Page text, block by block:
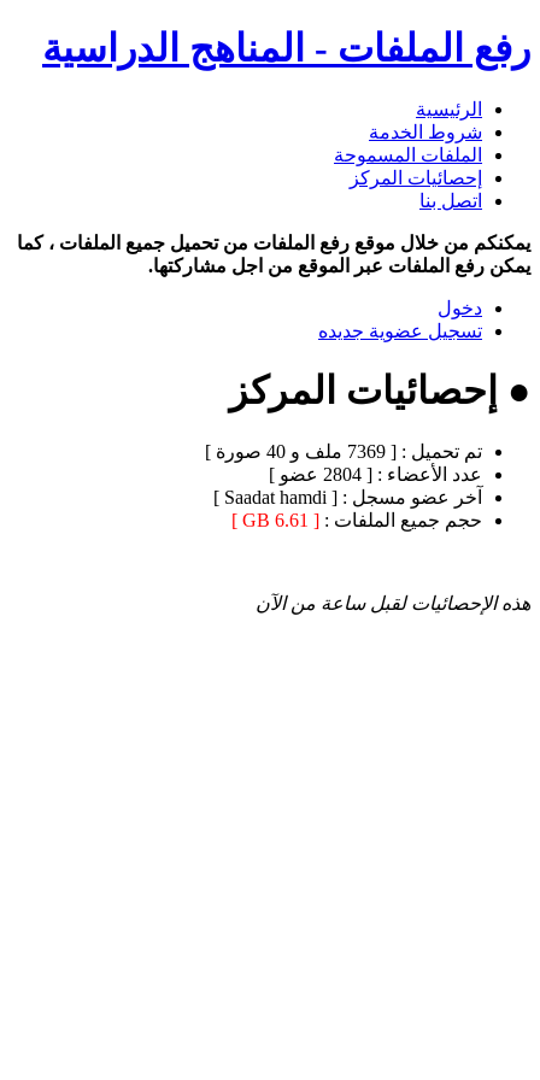
رفع الملفات - المناهج الدراسية
الرئيسية
شروط الخدمة
الملفات المسموحة
إحصائيات المركز
اتصل بنا
يمكنكم من خلال موقع رفع الملفات من تحميل جميع الملفات ، كما
يمكن رفع الملفات عبر الموقع من اجل مشاركتها.
دخول
تسجيل عضوية جديده
● إحصائيات المركز
تم تحميل : [ 7369 ملف و 40 صورة ]
عدد الأعضاء : [ 2804 عضو ]
آخر عضو مسجل : [ Saadat hamdi ]
حجم جميع الملفات : [ 6.61 GB ]
هذه الإحصائيات لقبل ساعة من الآن